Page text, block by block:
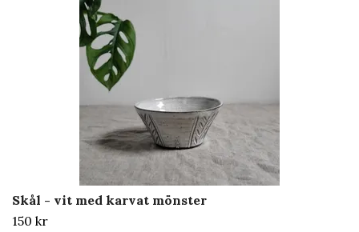
Skål - vit med karvat mönster
150 kr